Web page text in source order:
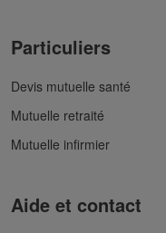
Particuliers
Devis mutuelle santé
Mutuelle retraité
Mutuelle infirmier
Aide et contact